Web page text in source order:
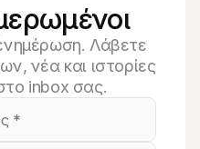
Λάβετε
νέα και ιστορίες
inbox σας.